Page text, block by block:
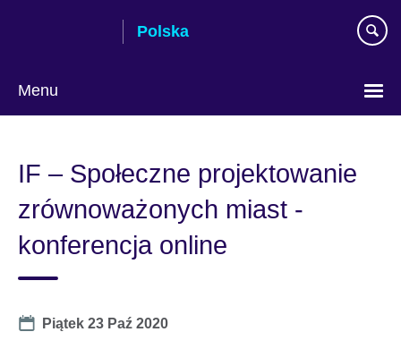
Polska
Menu
IF – Społeczne projektowanie
zrównoważonych miast -
konferencja online
Date
Piątek 23 Paź 2020